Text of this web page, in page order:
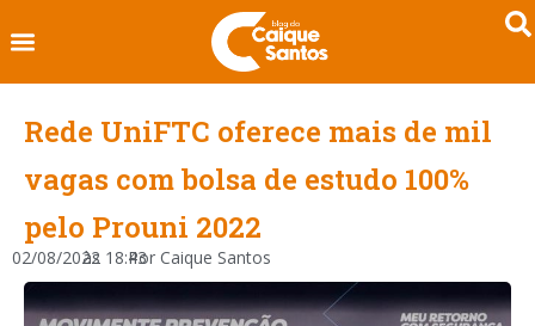
Rede UniFTC oferece mais de mil
vagas com bolsa de estudo 100%
pelo Prouni 2022
02/08/2022
às 18:43
Por Caique Santos